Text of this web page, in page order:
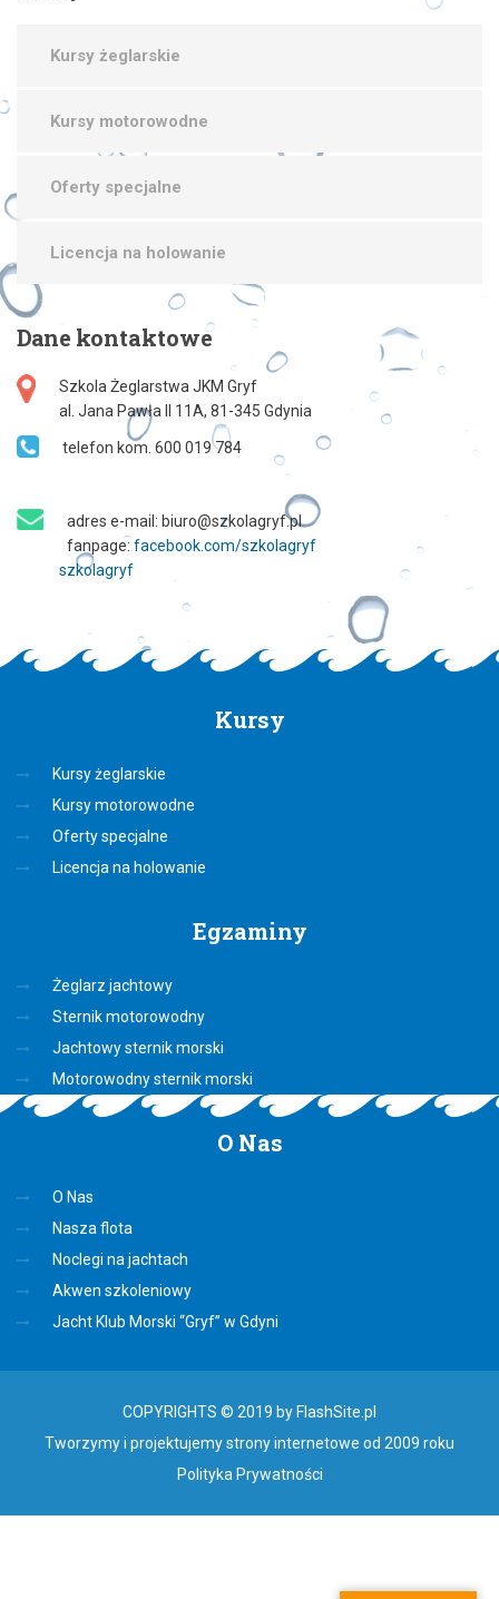
Kursy żeglarskie
Kursy motorowodne
Oferty specjalne
Licencja na holowanie
Danekontaktowe
Szkola Żeglarstwa JKM Gryf
al. Jana Pawła II 11A, 81-345 Gdynia
telefon kom. 600 019 784
adres e-mail: biuro@szkolagryf.pl
fanpage: facebook.com/szkolagryf
szkolagryf
Kursy
Kursy żeglarskie
Kursy motorowodne
Oferty specjalne
Licencja na holowanie
Egzaminy
Żeglarz jachtowy
Sternik motorowodny
Jachtowy sternik morski
Motorowodny sternik morski
ONas
O Nas
Nasza flota
Noclegi na jachtach
Akwen szkoleniowy
Jacht Klub Morski “Gryf” w Gdyni
COPYRIGHTS © 2019 by FlashSite.pl
Tworzymy i projektujemy strony internetowe od 2009 roku
Polityka Prywatności